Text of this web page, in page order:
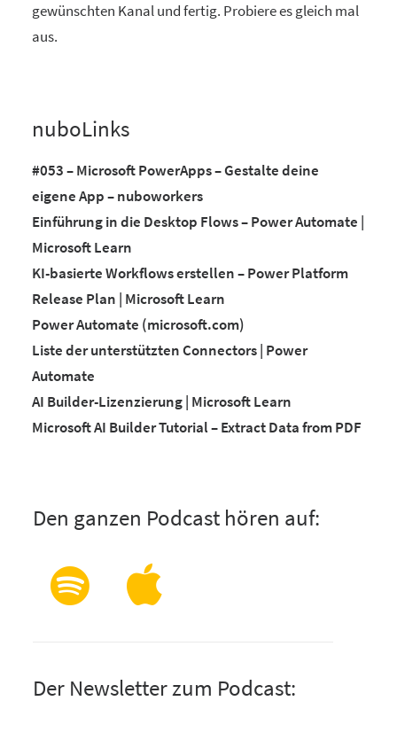
gewünschten Kanal und fertig. Probiere es gleich mal
aus.
nuboLinks
#053 – Microsoft PowerApps – Gestalte deine
eigene App – nuboworkers
Einführung in die Desktop Flows – Power Automate |
Microsoft Learn
KI-basierte Workflows erstellen – Power Platform
Release Plan | Microsoft Learn
Power Automate (microsoft.com)
Liste der unterstützten Connectors | Power
Automate
AI Builder-Lizenzierung | Microsoft Learn
Microsoft AI Builder Tutorial – Extract Data from PDF
Den ganzen Podcast hören auf:
Der Newsletter zum Podcast: